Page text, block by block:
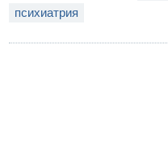
психиатрия